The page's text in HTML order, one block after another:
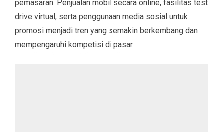
pemasaran. Penjualan mobil secara online, fasilitas test
drive virtual, serta penggunaan media sosial untuk
promosi menjadi tren yang semakin berkembang dan
mempengaruhi kompetisi di pasar.